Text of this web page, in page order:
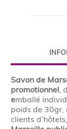
Savon de
promotionnel,
emballé
poids de 30gr,
clients